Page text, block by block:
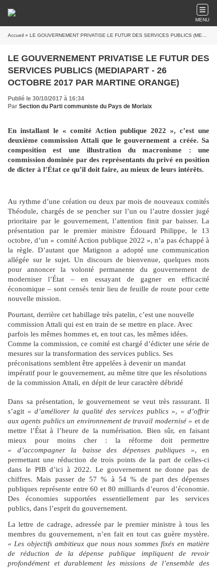
MENU
Accueil » LE GOUVERNEMENT PRIVATISE LE FUTUR DES SERVICES PUBLICS (MEDIAPART - 26 OCTOBRE 2017 PAR MARTINE ORANGE)
LE GOUVERNEMENT PRIVATISE LE FUTUR DES
SERVICES PUBLICS (MEDIAPART - 26
OCTOBRE 2017 PAR MARTINE ORANGE)
Publié le 30/10/2017 à 16:34
Par Section du Parti communiste du Pays de Morlaix
En installant le « comité Action publique 2022 », c’est une
deuxième commission Attali que le gouvernement a créée. Sa
composition est une illustration du macronisme : une
commission dominée par des représentants du privé en position
de dicter à l’État ce qu’il doit faire, au mieux de leurs intérêts.
Au rythme d’une création ou deux par mois de nouveaux comités
Théodule, chargés de se pencher sur l’un ou l’autre dossier jugé
prioritaire par le gouvernement, l’attention finit par baisser. La
présentation par le premier ministre Édouard Philippe, le 13
octobre, d’un « comité Action publique 2022 », n’a pas échappé à
la règle. D’autant que Matignon a adopté une communication
allégée sur le sujet. Un discours de bienvenue, quelques mots
pour annoncer la volonté permanente du gouvernement de
moderniser l’État – en essayant de gagner en efficacité
économique – sont censés tenir lieu de feuille de route pour cette
nouvelle mission.
Pourtant, derrière cet habillage très patelin, c’est une nouvelle
commission Attali qui est en train de se mettre en place. Avec
parfois les mêmes hommes et, en tout cas, les mêmes idées.
Comme la commission, ce comité est chargé d’édicter une série de
mesures sur la transformation des services publics. Ses
préconisations semblent être appelées à devenir un mandat
impératif pour le gouvernement, au même titre que les résolutions
de la commission Attali, en dépit de leur caractère débridé
Dans sa présentation, le gouvernement se veut très rassurant. Il
s’agit « d’améliorer la qualité des services publics », « d’offrir
aux agents publics un environnement de travail modernisé » et de
mettre l’État à l’heure de la numérisation. Bien sûr, en faisant
mieux pour moins cher : la réforme doit permettre
« d’accompagner la baisse des dépenses publiques », en
permettant une réduction de trois points de la part de celles-ci
dans le PIB d’ici à 2022. Le gouvernement ne donne pas de
chiffres. Mais passer de 57 % à 54 % de part des dépenses
publiques représente entre 60 et 80 milliards d’euros d’économie.
Des économies supportées essentiellement par les services
publics, dans l’esprit du gouvernement.
La lettre de cadrage, adressée par le premier ministre à tous les
membres du gouvernement, n’en fait en tout cas guère mystère.
« Les objectifs ambitieux que nous nous sommes fixés en matière
de réduction de la dépense publique impliquent de revoir
profondément et durablement les missions de l’ensemble des